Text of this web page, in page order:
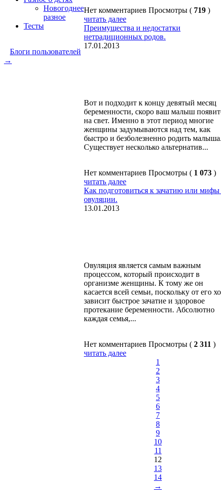
Новогоднее
разное
Тесты
Блоги пользователей
→
Нет комментариев Просмотры ( 719 )
читать далее
Преимущества и недостатки
нетрадиционных родов.
17.01.2013
Вот и подходит к концу девятый месяц
беременности, скоро ваш малыш
на свет. Именно в этот период многие
женщины задумываются над тем, как
быстро и безболезненно родить
Существует несколько альтернатив...
Нет комментариев Просмотры ( 1 073 )
читать далее
Как подготовиться к зачатию или мифы
овуляции.
13.01.2013
Овуляция является самым важным
процессом, который происходит в
организме женщины. К тому же он
касается всей семьи, поскольку от его
зависит быстрое зачатие и здоровое
протекание беременности. Абсолютно
каждая семья,...
Нет комментариев Просмотры ( 2 311 )
читать далее
1
2
3
4
5
6
7
8
9
10
11
12
13
14
→